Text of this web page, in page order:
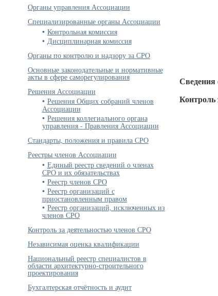
Органы управления Ассоциации
Специализированные органы Ассоциации
Контрольная комиссия
Дисциплинарная комиссия
Органы по контролю и надзору за СРО
Основные законодательные и нормативные
акты в сфере саморегулирования
Решения Ассоциации
Решения Общих собраний членов
Ассоциации
Решения коллегиального органа
управления - Правления Ассоциации
Стандарты, положения и правила СРО
Реестры членов Ассоциации
Единый реестр сведений о членах
СРО и их обязательствах
Реестр членов СРО
Реестр организаций с
приостановленным правом
Реестр организаций, исключенных из
членов СРО
Контроль за деятельностью членов СРО
Независимая оценка квалификации
Национальный реестр специалистов в
области архитектурно-строительного
проектирования
Бухгалтерская отчётность и аудит
Сведения
Контроль